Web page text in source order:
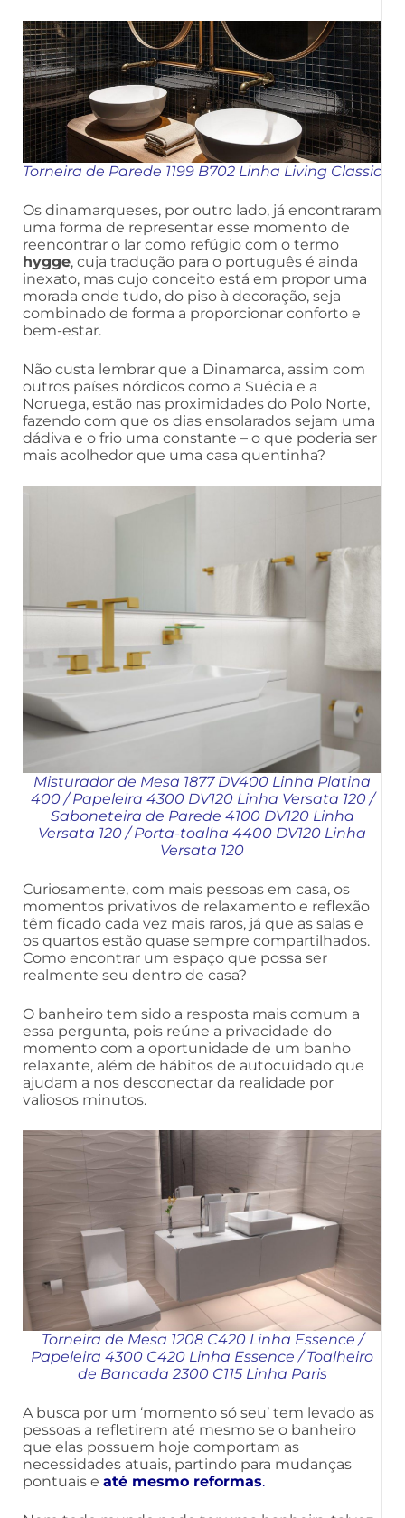
Torneira de Parede 1199 B702 Linha Living Classic
Os dinamarqueses, por outro lado, já encontraram
uma forma de representar esse momento de
reencontrar o lar como refúgio com o termo
hygge, cuja tradução para o português é ainda
inexato, mas cujo conceito está em propor uma
morada onde tudo, do piso à decoração, seja
combinado de forma a proporcionar conforto e
bem-estar.
Não custa lembrar que a Dinamarca, assim com
outros países nórdicos como a Suécia e a
Noruega, estão nas proximidades do Polo Norte,
fazendo com que os dias ensolarados sejam uma
dádiva e o frio uma constante – o que poderia ser
mais acolhedor que uma casa quentinha?
Misturador de Mesa 1877 DV400 Linha Platina
400/Papeleira 4300 DV120 Linha Versata 120/
Saboneteira de Parede 4100 DV120 Linha
Versata 120/Porta-toalha 4400 DV120 Linha
Versata 120
Curiosamente, com mais pessoas em casa, os
momentos privativos de relaxamento e reflexão
têm ficado cada vez mais raros, já que as salas e
os quartos estão quase sempre compartilhados.
Como encontrar um espaço que possa ser
realmente seu dentro de casa?
O banheiro tem sido a resposta mais comum a
essa pergunta, pois reúne a privacidade do
momento com a oportunidade de um banho
relaxante, além de hábitos de autocuidado que
ajudam a nos desconectar da realidade por
valiosos minutos.
Torneira de Mesa 1208 C420 Linha Essence /
Papeleira 4300 C420 Linha Essence /Toalheiro
de Bancada 2300 C115 Linha Paris
A busca por um ‘momento só seu’ tem levado as
pessoas a refletirem até mesmo se o banheiro
que elas possuem hoje comportam as
necessidades atuais, partindo para mudanças
pontuais e até mesmo reformas.